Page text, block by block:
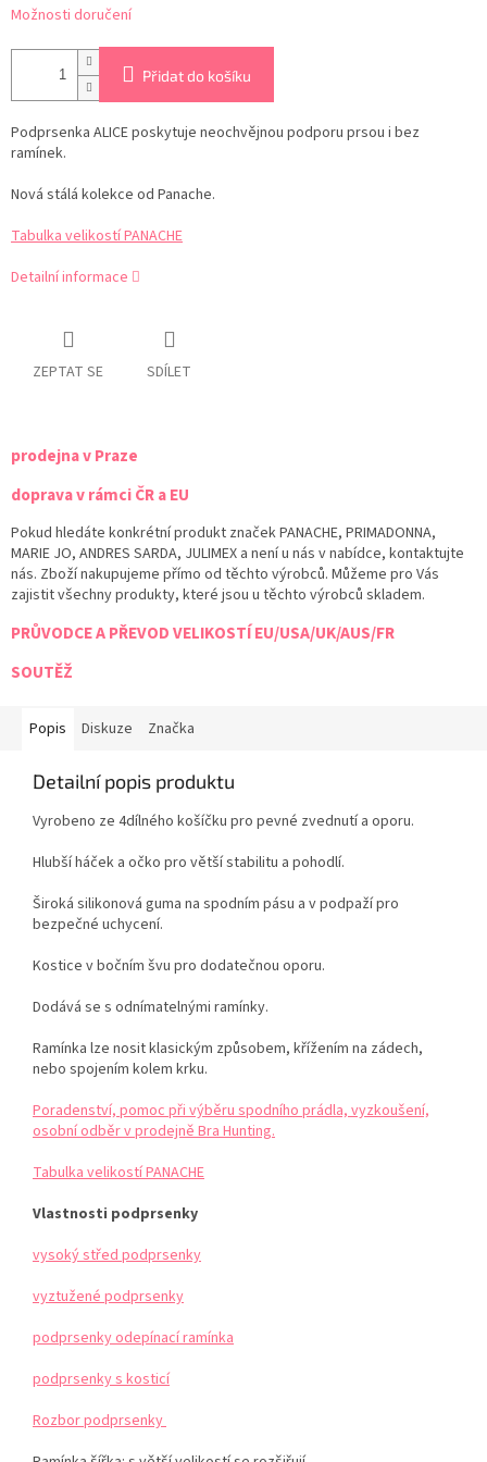
Možnosti doručení
Přidat do košíku
Podprsenka ALICE poskytuje neochvějnou podporu prsou i bez
ramínek.
Nová stálá kolekce od Panache.
Tabulka velikostí PANACHE
Detailní informace
ZEPTAT SE SDÍLET
prodejna v Praze
doprava v rámci ČR a EU
Pokud hledáte konkrétní produkt značek PANACHE, PRIMADONNA,
MARIE JO, ANDRES SARDA, JULIMEX a není u nás v nabídce, kontaktujte
nás. Zboží nakupujeme přímo od těchto výrobců. Můžeme pro Vás
zajistit všechny produkty, které jsou u těchto výrobců skladem.
PRŮVODCE A PŘEVOD VELIKOSTÍ EU/USA/UK/AUS/FR
SOUTĚŽ
Popis Diskuze Značka
Detailní popis produktu
Vyrobeno ze 4dílného košíčku pro pevné zvednutí a oporu.
Hlubší háček a očko pro větší stabilitu a pohodlí.
Široká silikonová guma na spodním pásu a v podpaží pro
bezpečné uchycení.
Kostice v bočním švu pro dodatečnou oporu.
Dodává se s odnímatelnými ramínky.
Ramínka lze nosit klasickým způsobem, křížením na zádech,
nebo spojením kolem krku.
Poradenství, pomoc při výběru spodního prádla, vyzkoušení,
osobní odběr v prodejně Bra Hunting.
Tabulka velikostí PANACHE
Vlastnosti podprsenky
vysoký střed podprsenky
vyztužené podprsenky
podprsenky odepínací ramínka
podprsenky s kosticí
Rozbor podprsenky